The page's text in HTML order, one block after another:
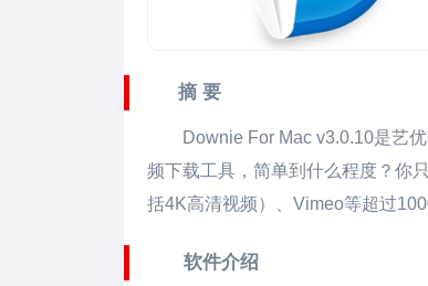
摘 要
Downie For Mac v3.0.10是艺
频下载工具，简单到什么程度？你
括4K高清视频）、Vimeo等超过
软件介绍